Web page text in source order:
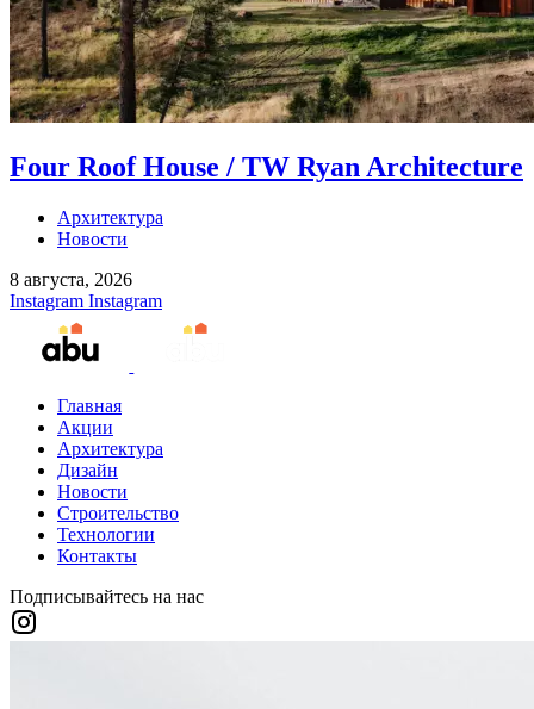
Four Roof House / TW Ryan Architecture
Архитектура
Новости
8 августа, 2026
Instagram Instagram
Главная
Акции
Архитектура
Дизайн
Новости
Строительство
Технологии
Контакты
Подписывайтесь на нас